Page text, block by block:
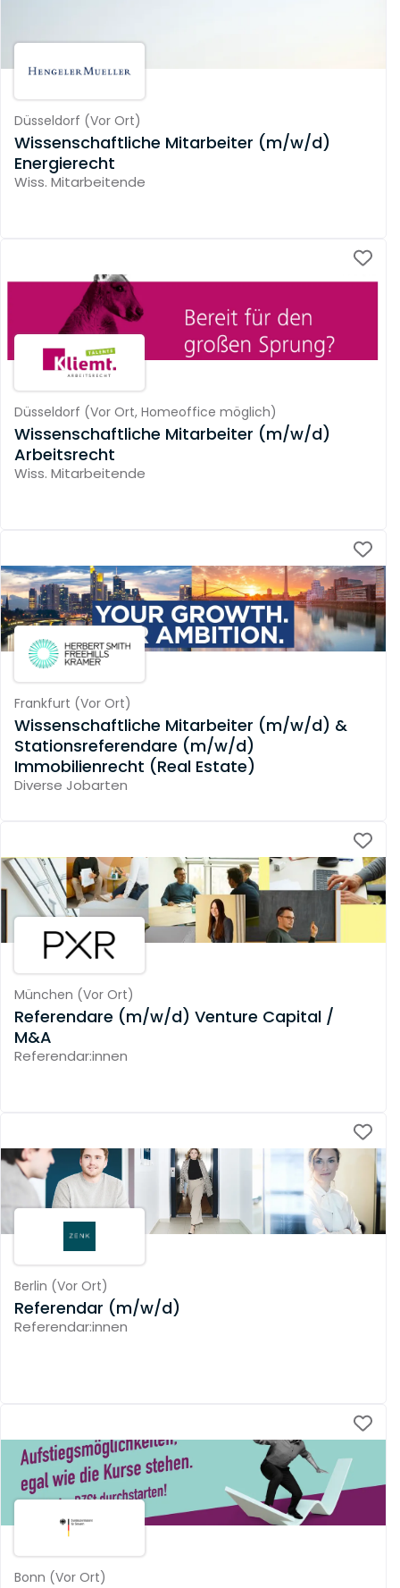
Düsseldorf (Vor Ort)
Wissenschaftliche Mitarbeiter (m/w/d)
Energierecht
Wiss. Mitarbeitende
Düsseldorf (Vor Ort, Homeoffice möglich)
Wissenschaftliche Mitarbeiter (m/w/d)
Arbeitsrecht
Wiss. Mitarbeitende
Frankfurt (Vor Ort)
Wissenschaftliche Mitarbeiter (m/w/d) &
Stationsreferendare (m/w/d)
Immobilienrecht (Real Estate)
Diverse Jobarten
München (Vor Ort)
Referendare (m/w/d) Venture Capital /
M&A
Referendar:innen
Berlin (Vor Ort)
Referendar (m/w/d)
Referendar:innen
Bonn (Vor Ort)